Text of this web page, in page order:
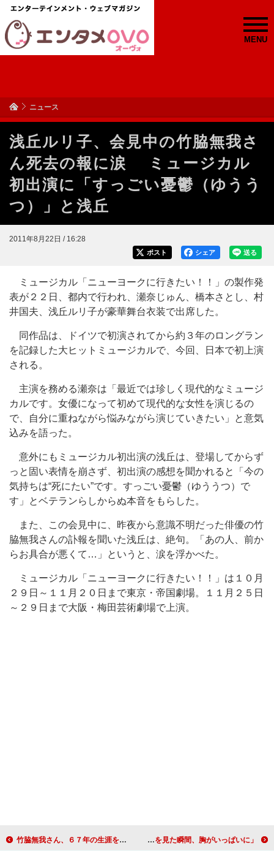
MENU
ニュース
浅丘ルリ子、会見中の竹脇無我さ
ん死去の報に涙 ミュージカル
初出演に「すっごい憂鬱（ゆうう
つ）」と浅丘
2011年8月22日 / 16:28
送る
シェア
ポスト
ミュージカル「ニューヨークに行きたい！！」の製作発
表が２２日、都内で行われ、瀬奈じゅん、橋本さとし、村
井国夫、浅丘ルリ子が豪華舞台衣装で出席した。
同作品は、ドイツで初演されてから約３年のロングラン
を記録した大ヒットミュージカルで、今回、日本で初上演
される。
主演を務める瀬奈は「最近では珍しく現代的なミュージ
カルです。女優になって初めて現代的な女性を演じるの
で、自分に重ねながら悩みながら演じていきたい」と意気
込みを語った。
意外にもミュージカル初出演の浅丘は、登場してからず
っと固い表情を崩さず、初出演の感想を聞かれると「今の
気持ちは“死にたい”です。すっごい憂鬱（ゆううつ）で
す」とベテランらしからぬ本音をもらした。
また、この会見中に、昨夜から意識不明だった俳優の竹
脇無我さんの訃報を聞いた浅丘は、絶句。「あの人、前か
らお具合が悪くて…」というと、涙を浮かべた。
ミュージカル「ニューヨークに行きたい！！」は１０月
２９日～１１月２０日まで東京・帝国劇場。１１月２５日
～２９日まで大阪・梅田芸術劇場で上演。
竹脇無我さん、６７年の生涯を閉じる 知的でクールな二枚目俳優を演じ続けた ＦＴＩＳＬＡＮＤがソウルで２日間のコンサート 「満席の客席を見た瞬間、胸がいっぱいに」